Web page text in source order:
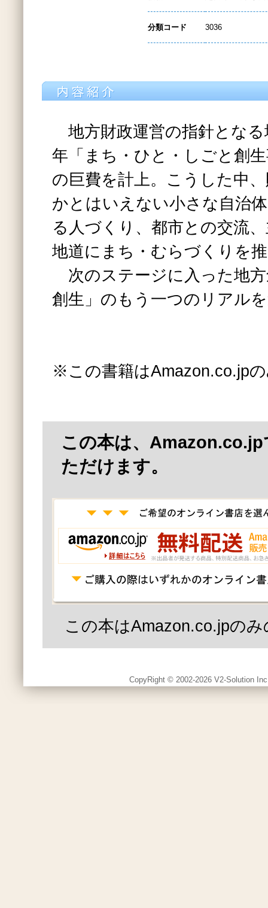
分類コード 3036
地方財政運営の指針となる
年「まち・ひと・しごと創
の巨費を計上。こうした中
かとはいえない小さな自治
る人づくり、都市との交流
地道にまち・むらづくりを
次のステージに入った地方
創生」のもう一つのリアル
※この書籍はAmazon.co.jp
この本は、
ただけます。
この本はAmazon.co.jpの
CopyRight © 2002-2026 V2-Solution